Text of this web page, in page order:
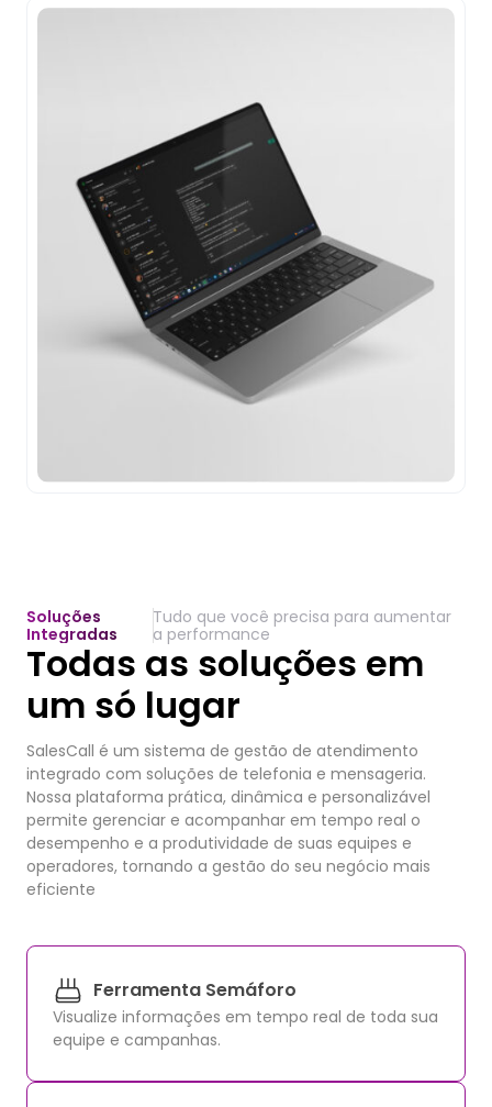
Soluções
Integradas
Tudo que você precisa para aumentar
a performance
Todas as soluções em
um só lugar
SalesCall é um sistema de gestão de atendimento
integrado com soluções de telefonia e mensageria.
Nossa plataforma prática, dinâmica e personalizável
permite gerenciar e acompanhar em tempo real o
desempenho e a produtividade de suas equipes e
operadores, tornando a gestão do seu negócio mais
eficiente
Ferramenta Semáforo
Visualize informações em tempo real de toda sua
equipe e campanhas.